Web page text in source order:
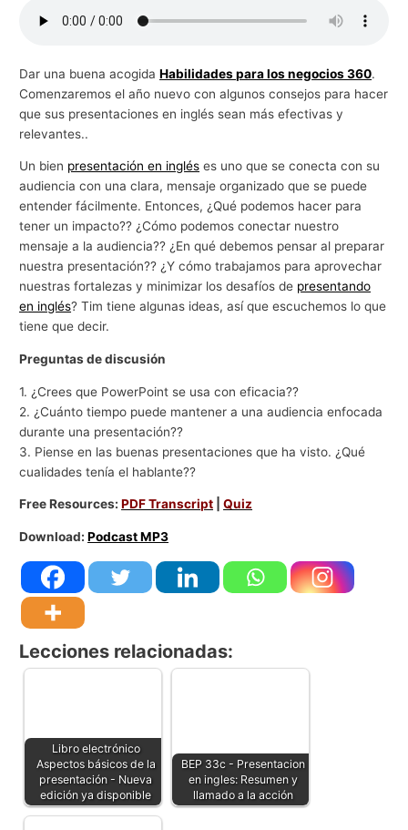
Dar una buena acogidaHabilidades para los negocios 360.
Comenzaremos el año nuevo con algunos consejos para hacer
que sus presentaciones en inglés sean más efectivas y
relevantes..
Un bien presentación en inglés es uno que se conecta con su
audiencia con una clara, mensaje organizado que se puede
entender fácilmente. Entonces, ¿Qué podemos hacer para
tener un impacto?? ¿Cómo podemos conectar nuestro
mensaje a la audiencia?? ¿En qué debemos pensar al preparar
nuestra presentación?? ¿Y cómo trabajamos para aprovechar
nuestras fortalezas y minimizar los desafíos de presentando
en inglés? Tim tiene algunas ideas, así que escuchemos lo que
tiene que decir.
Preguntas de discusión
1. ¿Crees que PowerPoint se usa con eficacia??
2. ¿Cuánto tiempo puede mantener a una audiencia enfocada
durante una presentación??
3. Piense en las buenas presentaciones que ha visto. ¿Qué
cualidades tenía el hablante??
Free Resources:PDF Transcript |Quiz
Download:Podcast MP3
Lecciones relacionadas:
Libro electrónico
Aspectos básicos de la
presentación - Nueva
edición ya disponible
BEP 33c - Presentacion
en ingles: Resumen y
llamado a la acción
c
i
o